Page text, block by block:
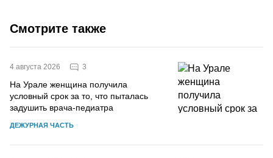
Смотрите также
4 августа 2026 3
На Урале женщина получила
условный срок за то, что пыталась
задушить врача-педиатра
ДЕЖУРНАЯ ЧАСТЬ